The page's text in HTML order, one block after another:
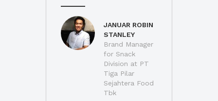
JANUAR ROBIN
STANLEY
Brand Manager
for Snack
Division at PT
Tiga Pilar
Sejahtera Food
Tbk